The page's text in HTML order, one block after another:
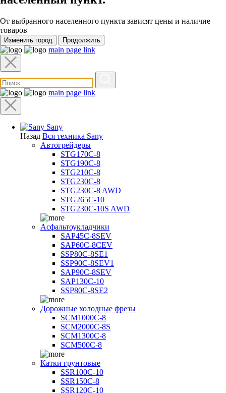
От выбранного населенного пункта зависят цены и наличие
товаров
Изменить город Продолжить
main page link
main page link
Sany
Назад Вся техника Sany
Автогрейдеры
STG170C-8
STG190C-8
STG210C-8
STG230C-8
STG230C-8 AWD
STG265C-10
STG230C-10S AWD
Асфальтоукладчики
SAP45С-8SEV
SAP60C-8CEV
SSP80C-8SE1
SSP90C-8SEV1
SAP90C-8SEV
SAP130C-10
SSP80C-8SE2
Дорожные холодные фрезы
SCM1000C-8
SCM2000C-8S
SCM1300C-8
SCM500C-8
Катки грунтовые
SSR100C-10
SSR150C-8
SSR120C-10